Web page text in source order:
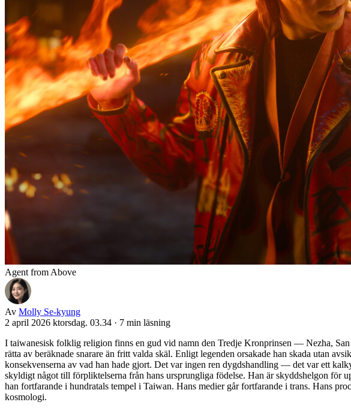
Agent from Above
Av Molly Se-kyung
2 april 2026 ktorsdag. 03.34 · 7 min läsning
I taiwanesisk folklig religion finns en gud vid namn den Tredje Kronprinsen — Nezha,
rätta av beräknade snarare än fritt valda skäl. Enligt legenden orsakade han skada utan
konsekvenserna av vad han hade gjort. Det var ingen ren dygdshandling — det var ett
skyldigt något till förpliktelserna från hans ursprungliga födelse. Han är skyddshelgon för
han fortfarande i hundratals tempel i Taiwan. Hans medier går fortfarande i trans. Hans
kosmologi.